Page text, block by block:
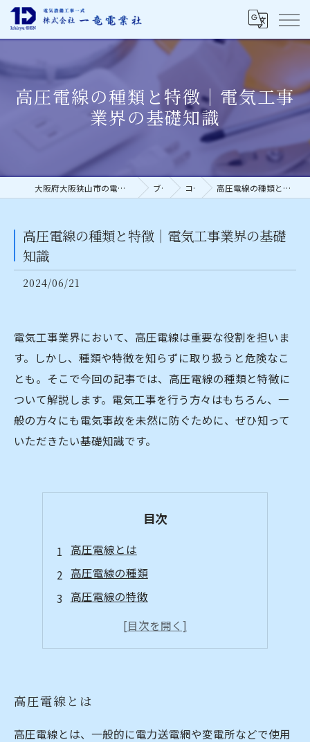
高圧電線の種類と特徴｜電気工事
業界の基礎知識
大阪府大阪狭山市の電気工事の求人なら株式会社一竜電業社 ブログ コラム 高圧電線の種類と特徴｜電気工事業界の基礎知識
高圧電線の種類と特徴｜電気工事業界の基礎
知識
2024/06/21
電気工事業界において、高圧電線は重要な役割を担いま
す。しかし、種類や特徴を知らずに取り扱うと危険なこ
とも。そこで今回の記事では、高圧電線の種類と特徴に
ついて解説します。電気工事を行う方々はもちろん、一
般の方々にも電気事故を未然に防ぐために、ぜひ知って
いただきたい基礎知識です。
目次
高圧電線とは
高圧電線の種類
高圧電線の特徴
高圧電線の保守管理
高圧電線とは
高圧電線とは、一般的に電力送電網や変電所などで使用